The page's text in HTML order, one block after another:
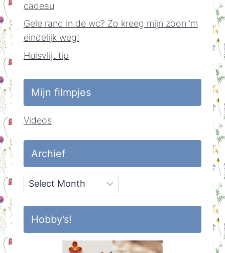
cadeau
Gele rand in de wc? Zo kreeg mijn zoon ‘m
eindelijk weg!
Huisvlijt tip
Mijn filmpjes
Videos
Archief
Archief
Hobby’s!